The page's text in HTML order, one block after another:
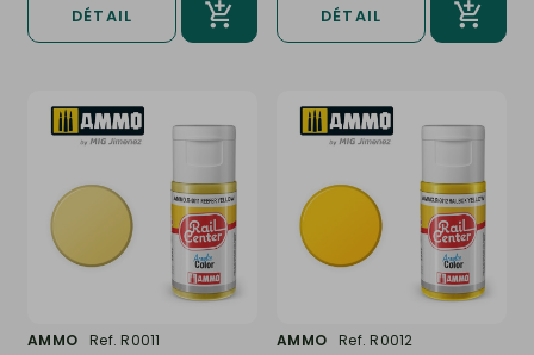
DÉTAIL DÉTAIL
AMMO
Ref. R0011
AMMO
Ref. R0012